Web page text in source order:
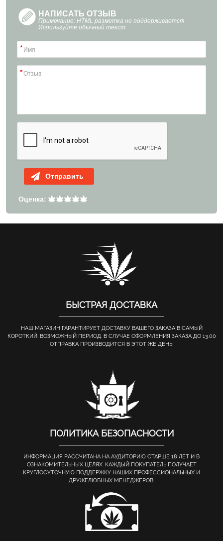
НАПИСАТЬ ОТЗЫВ
Примечание: HTML разметка не поддерживается!
Используйте обычный текст.
Отправить
Оценка:
БЫСТРАЯ ДОСТАВКА
НАШ МАГАЗИН ГАРАНТИРУЕТ ДОСТАВКУ ВАШЕГО ЗАКАЗА В САМЫЙ
КОРОТКИЙ, ВОЗМОЖНЫЙ ПЕРИОД. В СЛУЧАЕ ОФОРМЛЕНИЯ ЗАКАЗА ДО 13.00
ОТПРАВКА ПРОИЗВОДИТСЯ В ЭТОТ ЖЕ ДЕНЬ!
ПОЛИТИКА БЕЗОПАСНОСТИ
ИНФОРМАЦИЯ РАССЧИТАНА НА АУДИТОРИЮ СТАРШЕ 18 ЛЕТ И В
ОЗНАКОМИТЕЛЬНЫХ ЦЕЛЯХ. КАЖДЫЙ ПОКУПАТЕЛЬ ПОЛУЧАЕТ
КРУГЛОСУТОЧНУЮ ПОДДЕРЖКУ НАШИХ ПРОФЕССИОНАЛЬНЫХ И
ДРУЖЕЛЮБНЫХ МЕНЕДЖЕРОВ.